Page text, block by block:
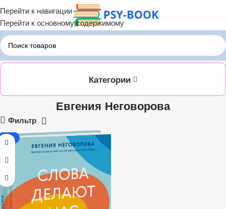
Перейти к навигации
Перейти к основному содержимому
Главная Евгения Неговорова
Категории
Евгения Неговорова
Фильтр
-35%